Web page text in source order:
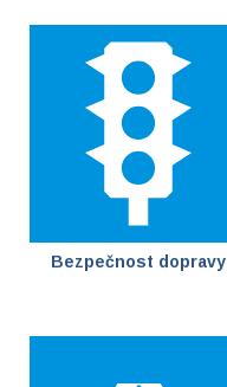
Bezpečnost dopravy